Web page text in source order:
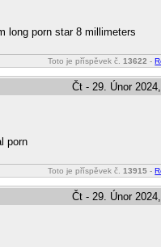
long porn star 8 millimeters
Toto je příspěvek č.13622 -
Čt - 29. Únor
porn
Toto je příspěvek č.13915 -
Čt - 29. Únor